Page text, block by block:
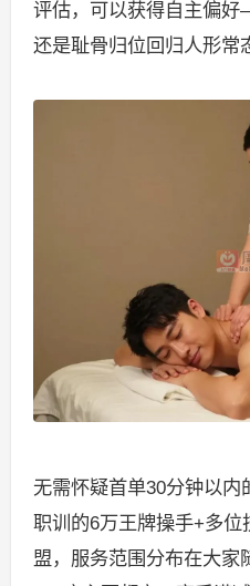
评估，可以获得自主偏
还是耻骨归位回归人形常
无需怀疑首单30分钟以内
职训的6万王牌操手+多位
盟，服务范围分布在大家